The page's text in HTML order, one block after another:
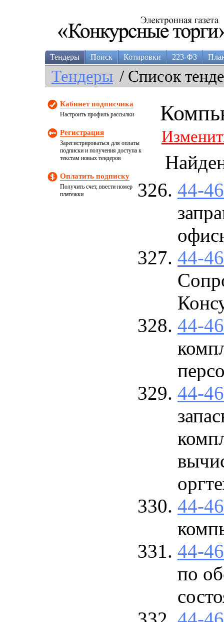
Тендеры Поиск Котировки 223-ФЗ
Тендеры / Список
Кабинет подписчика
Настроить профиль рассылки
Регистрация
Зарегистрироваться для оплаты
подписки и получения доступа к
текстам новых тендеров
Оплатить подписку
Получить счет, ввести номер
платежки
44-
44-
44-
44-
44-
44-
по